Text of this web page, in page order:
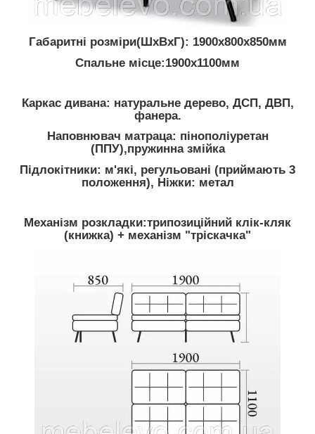
Габаритні розміри(ШхВхГ): 1900х800х850мм
Спальне місце:1900х1100мм
Каркас дивана: натуральне дерево, ДСП, ДВП,
фанера.
Наповнювач матраца: пінополіуретан
(ППУ),пружинна змійка
Підлокітники: м'які, регульовані (приймають 3
положення), Ніжки: метал
Механізм розкладки:трипозиційний клік-кляк
(книжка) + механізм "тріскачка"